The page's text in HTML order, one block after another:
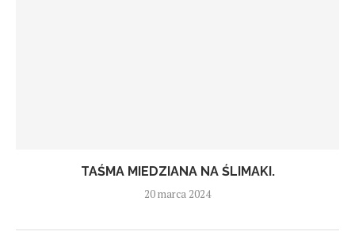
TAŚMA MIEDZIANA NA ŚLIMAKI.
20 marca 2024